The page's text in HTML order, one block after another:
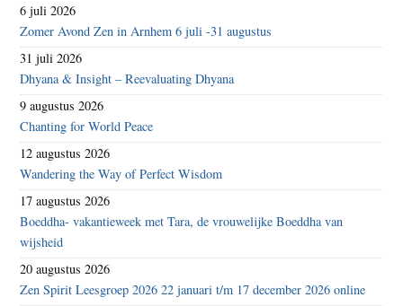
6 juli 2026
Zomer Avond Zen in Arnhem 6 juli -31 augustus
31 juli 2026
Dhyana & Insight – Reevaluating Dhyana
9 augustus 2026
Chanting for World Peace
12 augustus 2026
Wandering the Way of Perfect Wisdom
17 augustus 2026
Boeddha- vakantieweek met Tara, de vrouwelijke Boeddha van
wijsheid
20 augustus 2026
Zen Spirit Leesgroep 2026 22 januari t/m 17 december 2026 online